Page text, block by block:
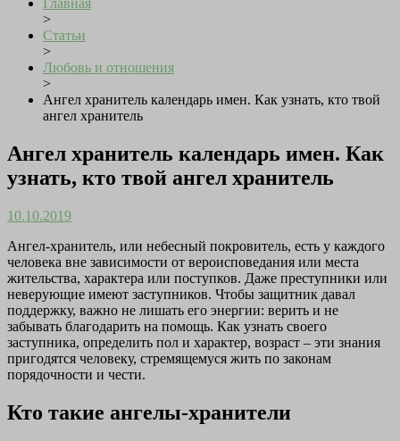
Главная
>
Статьи
>
Любовь и отношения
>
Ангел хранитель календарь имен. Как узнать, кто твой
ангел хранитель
Ангел хранитель календарь имен. Как
узнать, кто твой ангел хранитель
10.10.2019
Ангел-хранитель, или небесный покровитель, есть у каждого
человека вне зависимости от вероисповедания или места
жительства, характера или поступков. Даже преступники или
неверующие имеют заступников. Чтобы защитник давал
поддержку, важно не лишать его энергии: верить и не
забывать благодарить на помощь. Как узнать своего
заступника, определить пол и характер, возраст – эти знания
пригодятся человеку, стремящемуся жить по законам
порядочности и чести.
Кто такие ангелы-хранители